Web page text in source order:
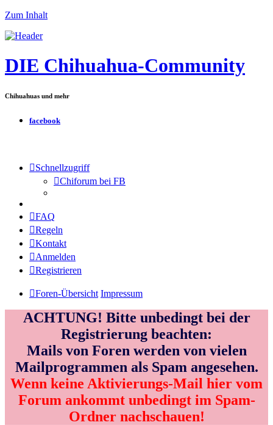
Zum Inhalt
DIE Chihuahua-Community
Chihuahuas und mehr
facebook
Schnellzugriff
Chiforum bei FB
FAQ
Regeln
Kontakt
Anmelden
Registrieren
Foren-Übersicht Impressum
ACHTUNG! Bitte unbedingt bei der
Registrierung beachten:
Mails von Foren werden von vielen
Mailprogrammen als Spam angesehen.
Wenn keine Aktivierungs-Mail hier vom
Forum ankommt unbedingt im Spam-
Ordner nachschauen!